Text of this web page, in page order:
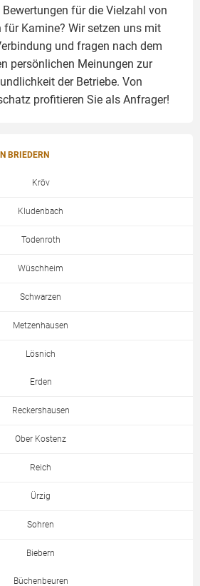
für die Vielzahl von
für Kamine? Wir setzen uns mit
und fragen nach dem
persönlichen Meinungen zur
der Betriebe. Von
profitieren Sie als Anfrager!
BRIEDERN
Kröv
Kludenbach
Todenroth
Wüschheim
Schwarzen
Metzenhausen
Lösnich
Erden
Reckershausen
Ober Kostenz
Reich
Ürzig
Sohren
Biebern
Büchenbeuren